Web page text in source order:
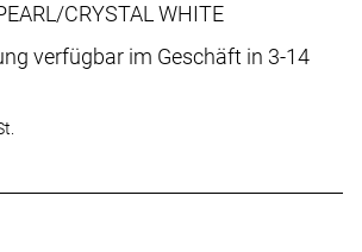
CRYSTAL WHITE
verfügbar im Geschäft in 3-14